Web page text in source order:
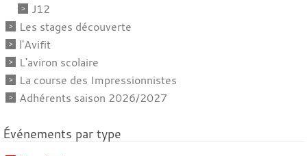
J12
Les stages découverte
l'Avifit
L'aviron scolaire
La course des Impressionnistes
Adhérents saison 2026/2027
Événements par type